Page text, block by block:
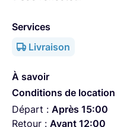
Services
Livraison
À savoir
Conditions de location
Départ : Après 15:00
Retour : Avant 12:00